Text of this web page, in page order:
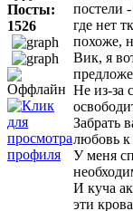
Посты:
1526
постели
где нет
похоже,
Вик, я
Не из-за
Забрать
любовь
У меня
И куча
эти